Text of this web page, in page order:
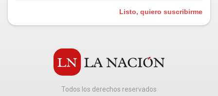
Listo, quiero suscribirme
Todos los derechos reservados